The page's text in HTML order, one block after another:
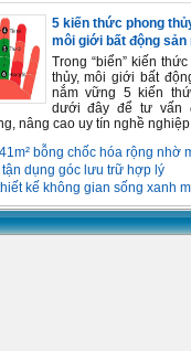
5 kiến thức phong
môi giới bất động sản
Trong “biển” kiến
thủy, môi giới bất
nắm vững 5 kiến
dưới đây để tư vấn
nâng cao uy tín nghề
bỗng chốc hóa rộng nhờ
dụng góc lưu trữ hợp lý
kế không gian sống xanh